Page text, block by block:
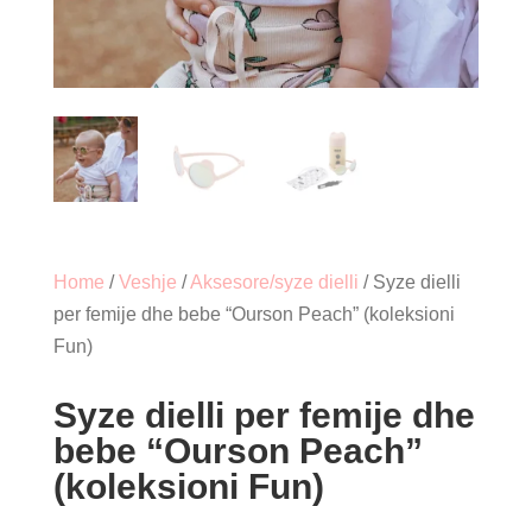
Home /Veshje /Aksesore/syze dielli / Syze dielli
per femije dhe bebe “Ourson Peach” (koleksioni
Fun)
Syze dielli per femije dhe
bebe “Ourson Peach”
(koleksioni Fun)